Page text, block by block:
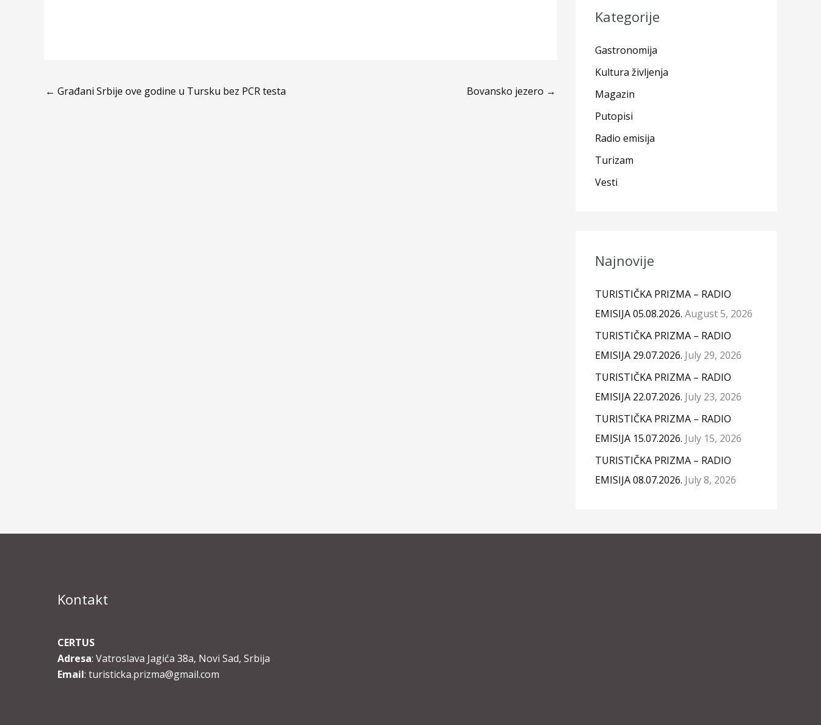
← Građani Srbije ove godine u Tursku bez PCR testa Bovansko jezero →
Kategorije
Gastronomija
Kultura življenja
Magazin
Putopisi
Radio emisija
Turizam
Vesti
Najnovije
TURISTIČKA PRIZMA – RADIO
EMISIJA 05.08.2026. August 5, 2026
TURISTIČKA PRIZMA – RADIO
EMISIJA 29.07.2026. July 29, 2026
TURISTIČKA PRIZMA – RADIO
EMISIJA 22.07.2026. July 23, 2026
TURISTIČKA PRIZMA – RADIO
EMISIJA 15.07.2026. July 15, 2026
TURISTIČKA PRIZMA – RADIO
EMISIJA 08.07.2026. July 8, 2026
Kontakt
CERTUS
Adresa: Vatroslava Jagića 38a, Novi Sad, Srbija
Email: turisticka.prizma@gmail.com